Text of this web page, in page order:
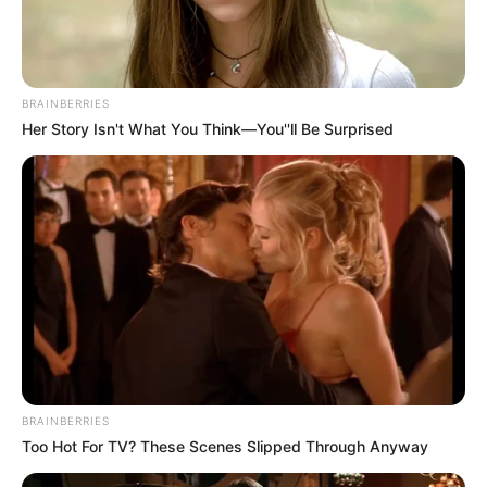
BRAINBERRIES
Her Story Isn't What You Think—You''ll Be Surprised
BRAINBERRIES
Too Hot For TV? These Scenes Slipped Through Anyway